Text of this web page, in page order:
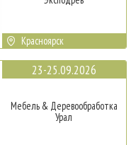
Красноярск
23-25.09.2026
Мебель & Деревообработка
Урал